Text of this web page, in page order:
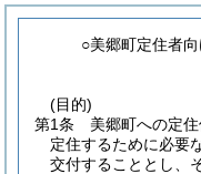
○美郷町定住者
(目的)
第1条
美郷町への定
定住するために必要
交付することとし、